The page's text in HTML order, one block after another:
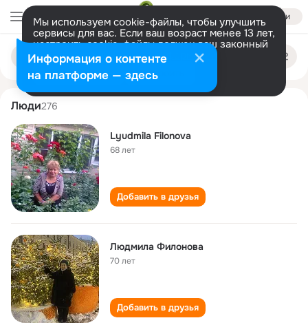
Войти
Мы используем cookie-файлы, чтобы улучшить
сервисы для вас. Если ваш возраст менее 13 лет,
настроить cookie-файлы должен ваш законный
представитель. Больше информации
Разрешить все Настроить
Поиск
людям
lyudmila filonova
Люди276
Lyudmila Filonova
68 лет
Добавить в друзья
Людмила Филонова
70 лет
Добавить в друзья
Информация о контенте
на платформе — здесь